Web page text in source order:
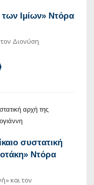
Ιμίων» Ντόρα
Διονύση
συστατική
Ντόρα
και τον